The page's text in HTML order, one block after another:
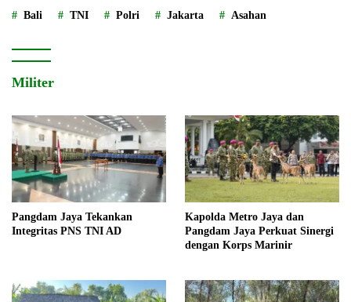
Bali TNI Polri Jakarta Asahan
Militer
Pangdam Jaya Tekankan
Integritas PNS TNI AD
Kapolda Metro Jaya dan
Pangdam Jaya Perkuat Sinergi
dengan Korps Marinir